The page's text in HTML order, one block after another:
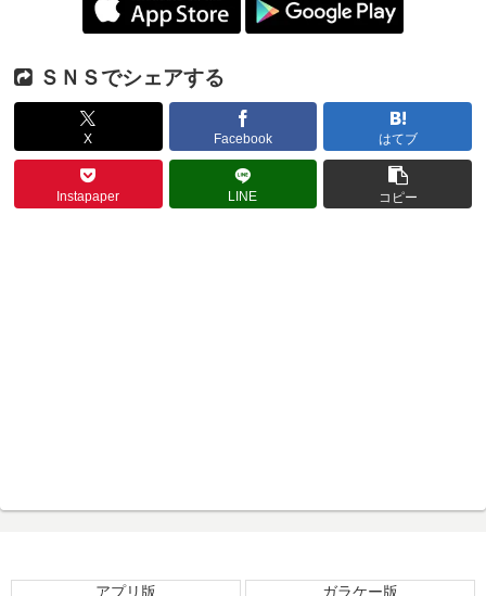
ＳＮＳでシェアする
X Facebook はてブ
Instapaper LINE コピー
アプリ版 ガラケー版